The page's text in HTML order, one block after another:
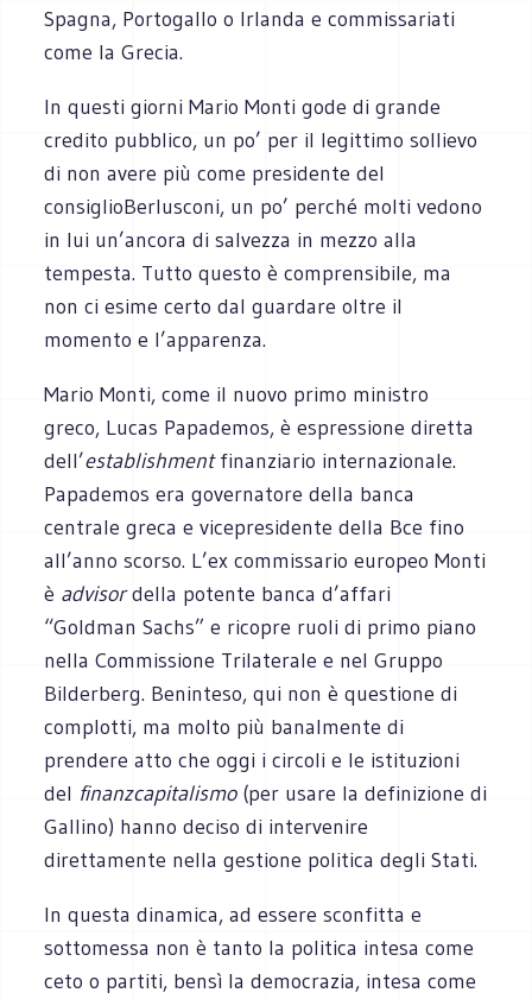
Spagna, Portogallo o Irlanda e commissariati
come la Grecia.
In questi giorni Mario Monti gode di grande
credito pubblico, un po’ per il legittimo sollievo
di non avere più come presidente del
consiglioBerlusconi, un po’ perché molti vedono
in lui un’ancora di salvezza in mezzo alla
tempesta. Tutto questo è comprensibile, ma
non ci esime certo dal guardare oltre il
momento e l’apparenza.
Mario Monti, come il nuovo primo ministro
greco, Lucas Papademos, è espressione diretta
dell’establishmentfinanziario internazionale.
Papademos era governatore della banca
centrale greca e vicepresidente della Bce fino
all’anno scorso. L’ex commissario europeo Monti
è advisordella potente banca d’affari
“Goldman Sachs” e ricopre ruoli di primo piano
nella Commissione Trilaterale e nel Gruppo
Bilderberg. Beninteso, qui non è questione di
complotti, ma molto più banalmente di
prendere atto che oggi i circoli e le istituzioni
del finanzcapitalismo(per usare la definizione di
Gallino) hanno deciso di intervenire
direttamente nella gestione politica degli Stati.
In questa dinamica, ad essere sconfitta e
sottomessa non è tanto la politica intesa come
ceto o partiti, bensì la democrazia, intesa come